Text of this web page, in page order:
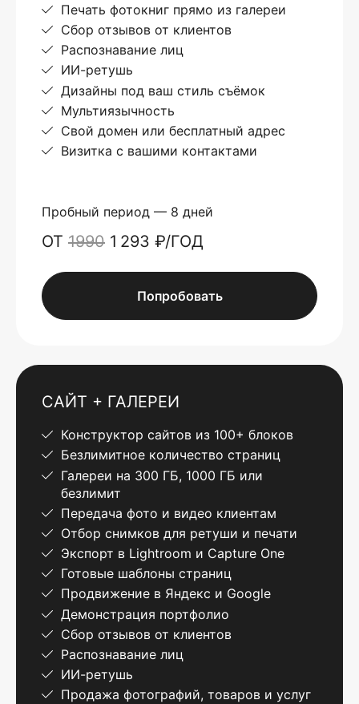
Печать фотокниг прямо из галереи
Сбор отзывов от клиентов
Распознавание лиц
ИИ-ретушь
Дизайны под ваш стиль съёмок
Мультиязычность
Свой домен или бесплатный адрес
Визитка с вашими контактами
Пробный период — 8 дней
ОТ 1990 1 293 ₽/ГОД
Попробовать
САЙТ + ГАЛЕРЕИ
Конструктор сайтов из 100+ блоков
Безлимитное количество страниц
Галереи на 300 ГБ, 1000 ГБ или
безлимит
Передача фото и видео клиентам
Отбор снимков для ретуши и печати
Экспорт в Lightroom и Capture One
Готовые шаблоны страниц
Продвижение в Яндекс и Google
Демонстрация портфолио
Сбор отзывов от клиентов
Распознавание лиц
ИИ-ретушь
Продажа фотографий, товаров и услуг